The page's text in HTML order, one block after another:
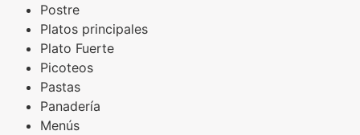
Postre
Platos principales
Plato Fuerte
Picoteos
Pastas
Panadería
Menús